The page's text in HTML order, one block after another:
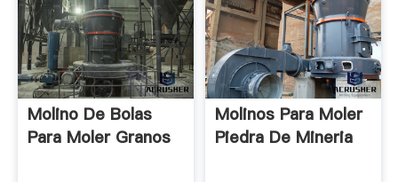
Molino De Bolas
Para Moler Granos
Molinos Para Moler
Piedra De Mineria